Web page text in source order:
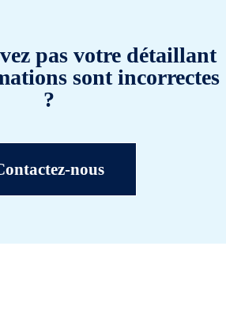
pas votre détaillant
sont incorrectes
?
nous